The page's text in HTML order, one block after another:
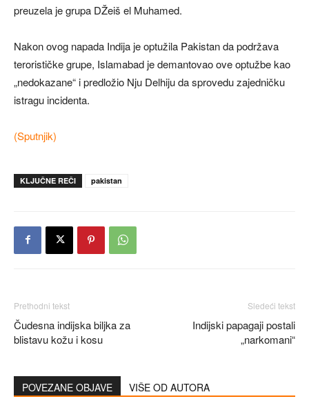
preuzela je grupa DŽeiš el Muhamed.
Nakon ovog napada Indija je optužila Pakistan da podržava
terorističke grupe, Islamabad je demantovao ove optužbe kao
„nedokazane“ i predložio Nju Delhiju da sprovedu zajedničku
istragu incidenta.
(Sputnjik)
KLJUČNE REČI pakistan
Prethodni tekst
Čudesna indijska biljka za
blistavu kožu i kosu
Sledeći tekst
Indijski papagaji postali
„narkomani“
POVEZANE OBJAVE VIŠE OD AUTORA